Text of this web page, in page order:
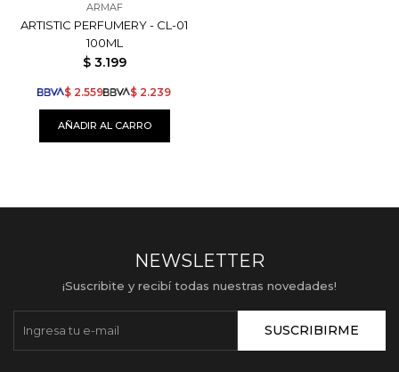
ARMAF
ARTISTIC PERFUMERY - CL-01
100ML
$ 3.199
$ 2.239
$ 2.559
NEWSLETTER
¡Suscribite y recibí todas nuestras novedades!
SUSCRIBIRME